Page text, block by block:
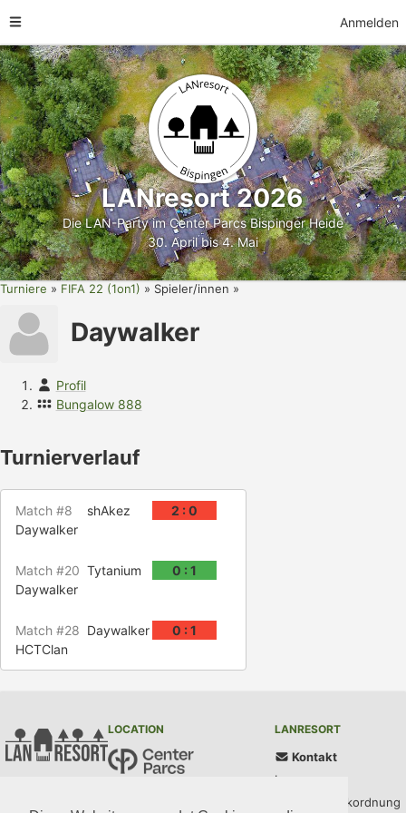
Anmelden
LANresort 2026
Die LAN-Party im Center Parcs Bispinger Heide
30. April bis 4. Mai
Turniere FIFA 22 (1on1) Spieler/innen
Daywalker
Profil
Bungalow 888
Turnierverlauf
Match #8 shAkez
2 : 0
Daywalker
Match #20 Tytanium
0 : 1
Daywalker
Match #28 Daywalker
0 : 1
HCTClan
LOCATION
Töpinger Straße 69
LANRESORT
Kontakt
Impressum
AGB und Parkordnung